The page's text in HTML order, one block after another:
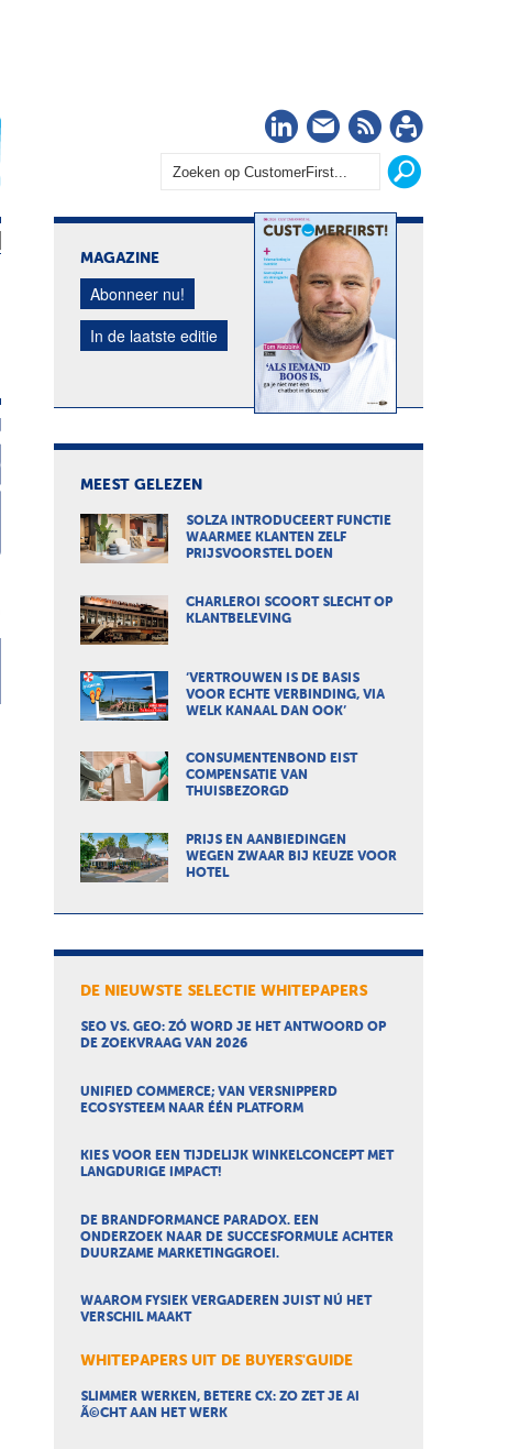
LinkedIn
Nieuwsbrief
RSS
MAGAZINE
Abonneer nu!
In de laatste editie
MEEST GELEZEN
SOLZA INTRODUCEERT FUNCTIE
WAARMEE KLANTEN ZELF
PRIJSVOORSTEL DOEN
CHARLEROI SCOORT SLECHT OP
KLANTBELEVING
‘VERTROUWEN IS DE BASIS
VOOR ECHTE VERBINDING, VIA
WELK KANAAL DAN OOK’
CONSUMENTENBOND EIST
COMPENSATIE VAN
THUISBEZORGD
PRIJS EN AANBIEDINGEN
WEGEN ZWAAR BIJ KEUZE VOOR
HOTEL
DE NIEUWSTE SELECTIE WHITEPAPERS
SEO VS. GEO: ZÓ WORD JE HET ANTWOORD OP
DE ZOEKVRAAG VAN 2026
UNIFIED COMMERCE; VAN VERSNIPPERD
ECOSYSTEEM NAAR ÉÉN PLATFORM
KIES VOOR EEN TIJDELIJK WINKELCONCEPT MET
LANGDURIGE IMPACT!
DE BRANDFORMANCE PARADOX. EEN
ONDERZOEK NAAR DE SUCCESFORMULE ACHTER
DUURZAME MARKETINGGROEI.
WAAROM FYSIEK VERGADEREN JUIST NÚ HET
VERSCHIL MAAKT
WHITEPAPERS UIT DE BUYERS'GUIDE
SLIMMER WERKEN, BETERE CX: ZO ZET JE AI
Ã©CHT AAN HET WERK